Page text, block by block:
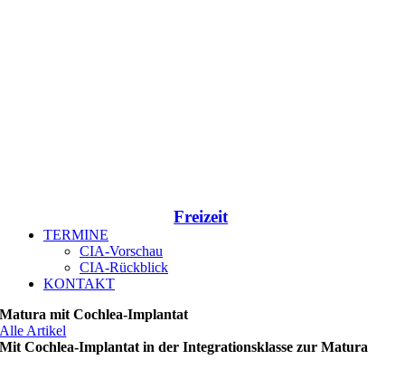
Freizeit
TERMINE
CIA-Vorschau
CIA-Rückblick
KONTAKT
Matura mit Cochlea-Implantat
Alle Artikel
Mit Cochlea-Implantat in der Integrationsklasse zur Matura